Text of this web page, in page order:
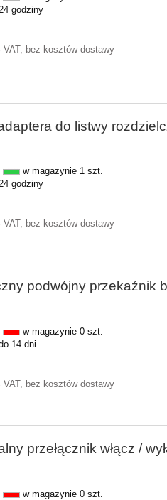
godziny
VAT, bez kosztów dostawy
do listwy
w magazynie 1 szt.
godziny
VAT, bez kosztów dostawy
podwójny przekaźnik
w magazynie 0 szt.
14 dni
VAT, bez kosztów dostawy
przełącznik włącz /
w magazynie 0 szt.